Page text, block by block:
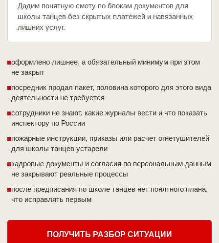
Дадим понятную смету по блокам документов для
школы танцев без скрытых платежей и навязанных
лишних услуг.
оформлено лишнее, а обязательный минимум при этом
не закрыт
посредник продал пакет, половина которого для этого вида
деятельности не требуется
сотрудники не знают, какие журналы вести и что показать
инспектору по России
пожарные инструкции, приказы или расчет огнетушителей
для школы танцев устарели
кадровые документы и согласия по персональным данным
не закрывают реальные процессы
после предписания по школе танцев нет понятного плана,
что исправлять первым
ПОЛУЧИТЬ РАЗБОР СИТУАЦИИ